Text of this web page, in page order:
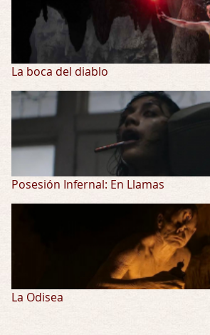
La boca del diablo
Posesión Infernal: En Llamas
La Odisea